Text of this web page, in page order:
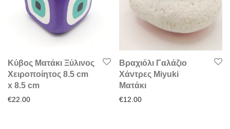
Κύβος Ματάκι Ξύλινος
Χειροποίητος 8.5 cm
x 8.5 cm
€22.00
Βραχιόλι Γαλάζιο
Χάντρες Miyuki
Ματάκι
€12.00